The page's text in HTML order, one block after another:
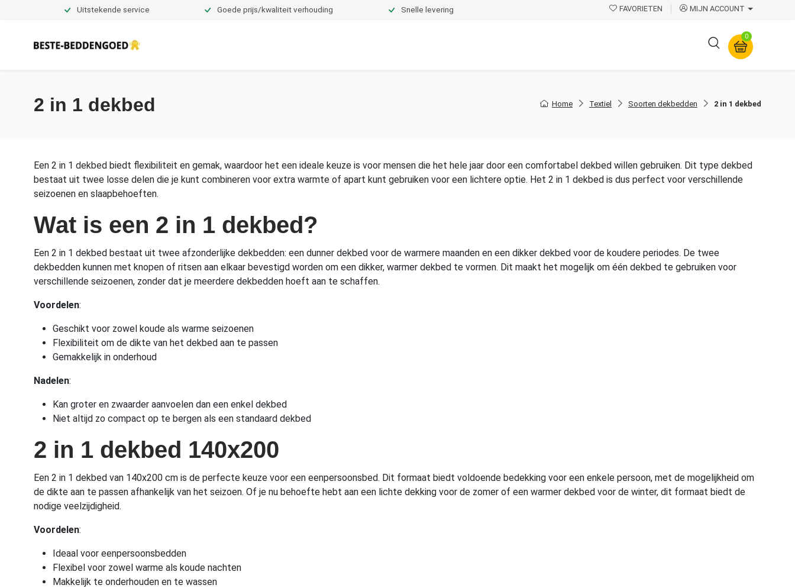
Uitstekende service Goede prijs/kwaliteit verhouding Snelle levering FAVORIETEN MIJN ACCOUNT
0
Home Textiel Soorten dekbedden 2 in 1 dekbed
2 in 1 dekbed
Een 2 in 1 dekbed biedt flexibiliteit en gemak, waardoor het een ideale keuze is voor mensen die het hele jaar door een comfortabel dekbed willen gebruiken. Dit type dekbed
bestaat uit twee losse delen die je kunt combineren voor extra warmte of apart kunt gebruiken voor een lichtere optie. Het 2 in 1 dekbed is dus perfect voor verschillende
seizoenen en slaapbehoeften.
Wat is een 2 in 1 dekbed?
Een 2 in 1 dekbed bestaat uit twee afzonderlijke dekbedden: een dunner dekbed voor de warmere maanden en een dikker dekbed voor de koudere periodes. De twee
dekbedden kunnen met knopen of ritsen aan elkaar bevestigd worden om een dikker, warmer dekbed te vormen. Dit maakt het mogelijk om één dekbed te gebruiken voor
verschillende seizoenen, zonder dat je meerdere dekbedden hoeft aan te schaffen.
Voordelen:
Geschikt voor zowel koude als warme seizoenen
Flexibiliteit om de dikte van het dekbed aan te passen
Gemakkelijk in onderhoud
Nadelen:
Kan groter en zwaarder aanvoelen dan een enkel dekbed
Niet altijd zo compact op te bergen als een standaard dekbed
2 in 1 dekbed 140x200
Een 2 in 1 dekbed van 140x200 cm is de perfecte keuze voor een eenpersoonsbed. Dit formaat biedt voldoende bedekking voor een enkele persoon, met de mogelijkheid om
de dikte aan te passen afhankelijk van het seizoen. Of je nu behoefte hebt aan een lichte dekking voor de zomer of een warmer dekbed voor de winter, dit formaat biedt de
nodige veelzijdigheid.
Voordelen:
Ideaal voor eenpersoonsbedden
Flexibel voor zowel warme als koude nachten
Makkelijk te onderhouden en te wassen